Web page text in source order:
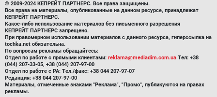
© 2009-2024 КЕПРЕЙТ ПАРТНЕРС. Все права защищены.
Все права на материалы, опубликованные на данном ресурсе, принадлежат
КЕПРЕЙТ ПАРТНЕРС.
Какое-либо использование материалов без письменного разрешения
КЕПРЕЙТ ПАРТНЕРС запрещено.
При правомерном использовании материалов с данного ресурса, гиперссылка на
tochka.net обязательна.
По вопросам рекламы обращайтесь:
Отдел по работе с прямыми клиентами: reklama@mediadim.com.ua Тел: +38
(044) 207-33-05, +38 (044) 207-97-00
Отдел по работе с РА: Тел./факс: +38 044 207-97-07
Редакция: +38 044 207-97-00
Материалы, отмеченные знаками "Реклама", "Промо", публикуются на правах
рекламы.